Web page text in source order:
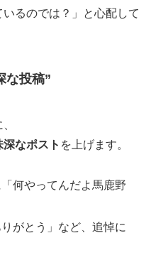
るのでは？」と心配して
な投稿”
深なポスト を上げます。
何やってんだよ馬鹿野
がとう」など、追悼に